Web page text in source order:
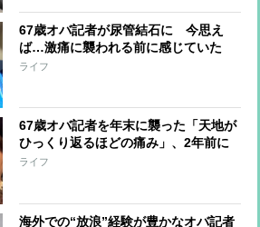
67歳オバ記者が尿管結石に 今思え
ば…激痛に襲われる前に感じていた
数々の“異変”
ライフ
67歳オバ記者を年末に襲った「天地が
ひっくり返るほどの痛み」、2年前に
は境界悪性腫瘍との診断 かかりつけ
ライフ
海外での“放浪”経験が豊かなオバ記者